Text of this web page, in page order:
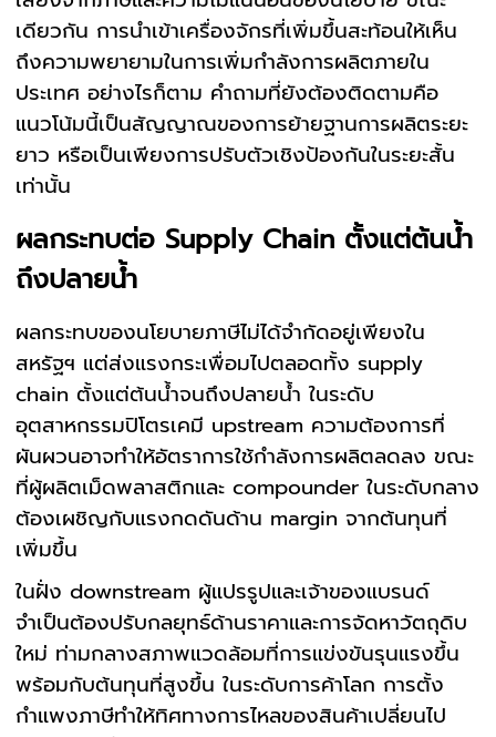
เดียวกัน การนำเข้าเครื่องจักรที่เพิ่มขึ้นสะท้อนให้เห็น
ถึงความพยายามในการเพิ่มกำลังการผลิตภายใน
ประเทศ อย่างไรก็ตาม คำถามที่ยังต้องติดตามคือ
แนวโน้มนี้เป็นสัญญาณของการย้ายฐานการผลิตระยะ
ยาว หรือเป็นเพียงการปรับตัวเชิงป้องกันในระยะสั้น
เท่านั้น
ผลกระทบต่อ Supply Chain ตั้งแต่ต้นน้ำ
ถึงปลายน้ำ
ผลกระทบของนโยบายภาษีไม่ได้จำกัดอยู่เพียงใน
สหรัฐฯ แต่ส่งแรงกระเพื่อมไปตลอดทั้ง supply
chain ตั้งแต่ต้นน้ำจนถึงปลายน้ำ ในระดับ
อุตสาหกรรมปิโตรเคมี upstream ความต้องการที่
ผันผวนอาจทำให้อัตราการใช้กำลังการผลิตลดลง ขณะ
ที่ผู้ผลิตเม็ดพลาสติกและ compounder ในระดับกลาง
ต้องเผชิญกับแรงกดดันด้าน margin จากต้นทุนที่
เพิ่มขึ้น
ในฝั่ง downstream ผู้แปรรูปและเจ้าของแบรนด์
จำเป็นต้องปรับกลยุทธ์ด้านราคาและการจัดหาวัตถุดิบ
ใหม่ ท่ามกลางสภาพแวดล้อมที่การแข่งขันรุนแรงขึ้น
พร้อมกับต้นทุนที่สูงขึ้น ในระดับการค้าโลก การตั้ง
กำแพงภาษีทำให้ทิศทางการไหลของสินค้าเปลี่ยนไป